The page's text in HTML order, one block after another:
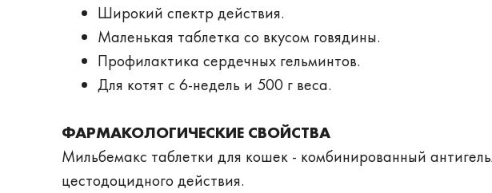
Широкий спектр действия.
Маленькая таблетка со вкусом говядины.
Профилактика сердечных гельминтов.
Для котят с 6-недель и 500 г веса.
ФАРМАКОЛОГИЧЕСКИЕ СВОЙСТВА
Мильбемакс таблетки для кошек - комбинированный
цестодоцидного действия.